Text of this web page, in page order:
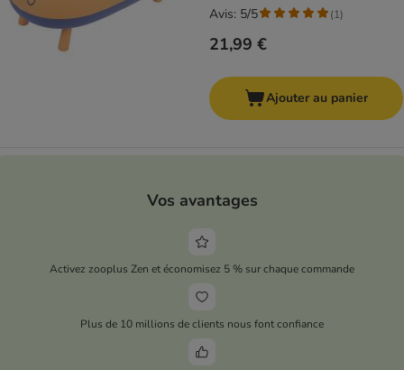
21,99 €
Avis: 5/5 (1)
Ajouter au panier
Vos avantages
Activez zooplus Zen et économisez 5 % sur chaque commande
Plus de 10 millions de clients nous font confiance